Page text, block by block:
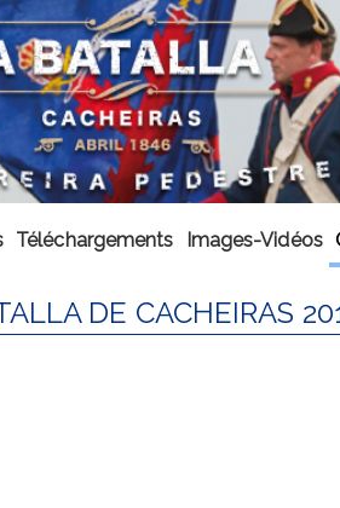
Téléchargements Images-Vidéos
DE CACHEIRAS